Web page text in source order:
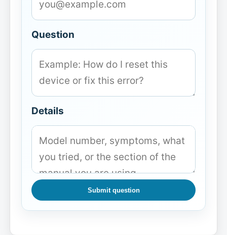
Question
Details
Submit question